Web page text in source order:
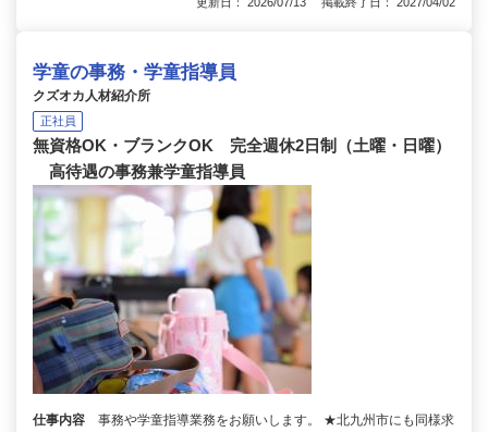
学童の事務・学童指導員
クズオカ人材紹介所
正社員
無資格OK・ブランクOK 完全週休2日制（土曜・日曜）
高待遇の事務兼学童指導員
仕事内容
事務や学童指導業務をお願いします。 ★北九州市にも同様求